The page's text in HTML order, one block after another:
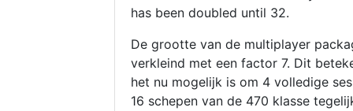
has been doubled until 32.
De grootte van de multiplayer
verkleind met een factor 7. Dit
het nu mogelijk is om 4 volledige
16 schepen van de 470 klasse